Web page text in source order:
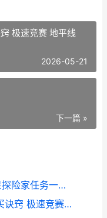
极速竞赛 地平线
2026-05-21
下一篇 »
异星探险家任务顺序是啥子 异星探险家任务一个核心概念
《极点竞速地平线6》拍卖场购买诀窍 极速竞赛 地平线